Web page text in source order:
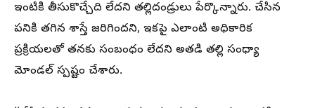
ఇంటికి తీసుకొచ్చేది లేదని తల్లిదండ్రులు పేర్కొన్నారు. చేసిన
పనికి తగిన శాస్తే జరిగిందని, ఇకపై ఎలాంటి అధికారిక
ప్రక్రియలతో తనకు సంబంధం లేదని అతడి తల్లి సంధ్యా
మోండల్ స్పష్టం చేశారు.